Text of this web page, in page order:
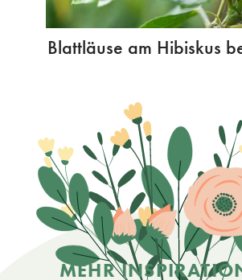
Blattläuse am Hibiskus
MEHR